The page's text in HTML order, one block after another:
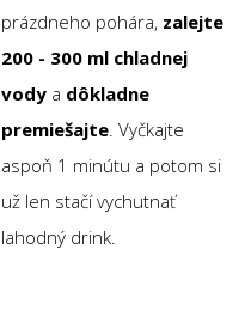
prázdneho pohára, zalejte
200 - 300 ml chladnej
vody a dôkladne
premiešajte . Vyčkajte
aspoň 1 minútu a potom si
už len stačí vychutnať
lahodný drink.